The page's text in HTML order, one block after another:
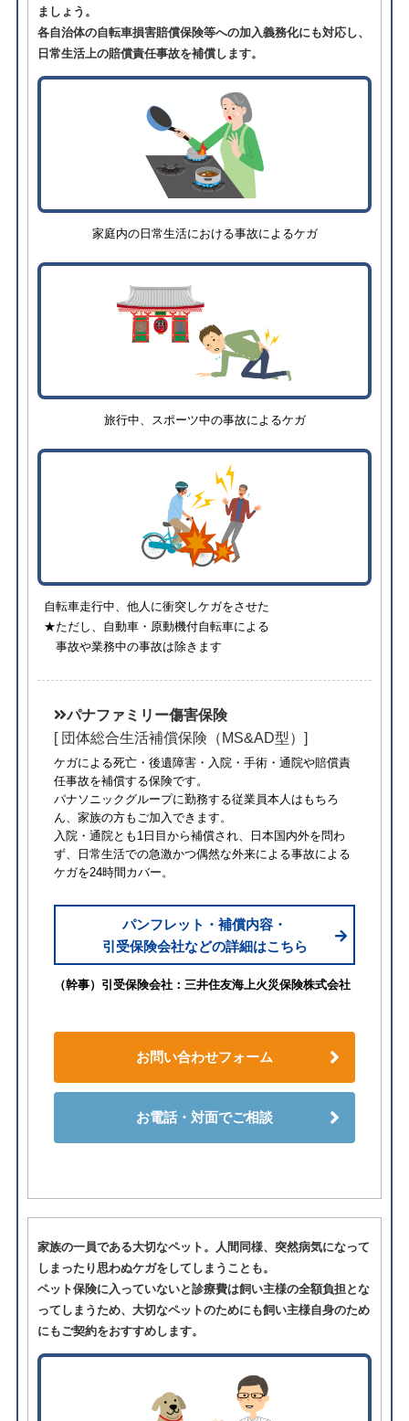
ましょう。
各自治体の自転車損害賠償保険等への加入義務化にも対応し、
日常生活上の賠償責任事故を補償します。
家庭内の日常生活における事故によるケガ
旅行中、スポーツ中の事故によるケガ
自転車走行中、他人に衝突しケガをさせた
★ただし、自動車・原動機付自転車による
事故や業務中の事故は除きます
パナファミリー傷害保険
[ 団体総合生活補償保険（MS&AD型）]
ケガによる死亡・後遺障害・入院・手術・通院や賠償責
任事故を補償する保険です。
パナソニックグループに勤務する従業員本人はもちろ
ん、家族の方もご加入できます。
入院・通院とも1日目から補償され、日本国内外を問わ
ず、日常生活での急激かつ偶然な外来による事故による
ケガを24時間カバー。
パンフレット・補償内容・
引受保険会社などの詳細はこちら
（幹事）引受保険会社：三井住友海上火災保険株式会社
お問い合わせフォーム
お電話・対面でご相談
家族の一員である大切なペット。人間同様、突然病気になって
しまったり思わぬケガをしてしまうことも。
ペット保険に入っていないと診療費は飼い主様の全額負担とな
ってしまうため、大切なペットのためにも飼い主様自身のため
にもご契約をおすすめします。